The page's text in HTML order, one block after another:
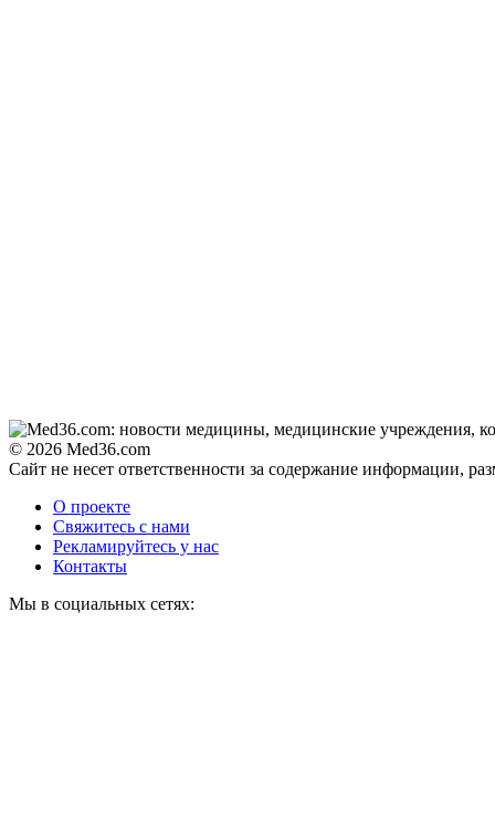
© 2026 Med36.com
Сайт не несет ответственности за содержание информации,
О проекте
Свяжитесь с нами
Рекламируйтесь у нас
Контакты
Мы в социальных сетях: